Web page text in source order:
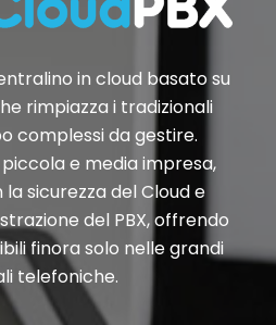
in cloud basato su
rimpiazza i tradizionali
complessi da gestire.
e media impresa,
sicurezza del Cloud e
del PBX, offrendo
finora solo nelle grandi
telefoniche.